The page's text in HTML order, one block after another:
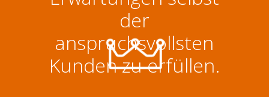
der
anspruchsvollsten
Kunden zu erfüllen.